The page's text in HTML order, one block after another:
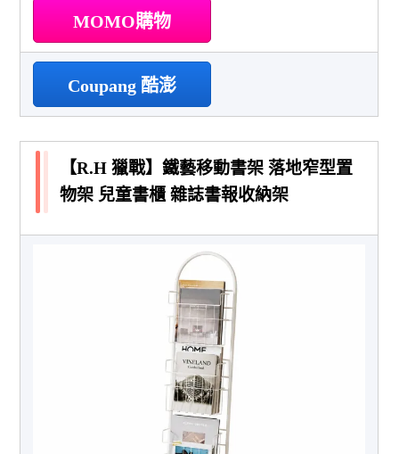
MOMO購物
Coupang 酷澎
【R.H 獵戰】鐵藝移動書架 落地窄型置
物架 兒童書櫃 雜誌書報收納架